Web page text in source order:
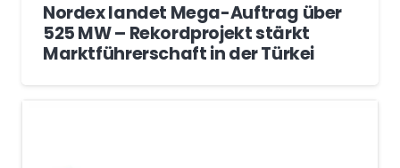
Nordex landet Mega-Auftrag über
525 MW – Rekordprojekt stärkt
Marktführerschaft in der Türkei